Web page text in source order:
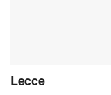
Lecce